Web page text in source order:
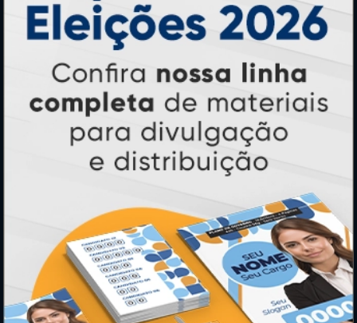
PRODUTOS
Adesivos
Ímãs
Cartão de Visita
Folder, Flyer e Panfleto
PAGUE COM